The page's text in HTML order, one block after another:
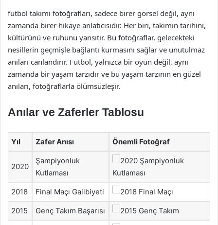
futbol takımı fotoğrafları, sadece birer görsel değil, aynı
zamanda birer hikaye anlatıcısıdır. Her biri, takımın tarihini,
kültürünü ve ruhunu yansıtır. Bu fotoğraflar, gelecekteki
nesillerin geçmişle bağlantı kurmasını sağlar ve unutulmaz
anıları canlandırır. Futbol, yalnızca bir oyun değil, aynı
zamanda bir yaşam tarzıdır ve bu yaşam tarzının en güzel
anıları, fotoğraflarla ölümsüzleşir.
Anılar ve Zaferler Tablosu
Yıl Zafer Anısı Önemli Fotoğraf
2020
Şampiyonluk
Kutlaması
2018 Final Maçı Galibiyeti
2015 Genç Takım Başarısı